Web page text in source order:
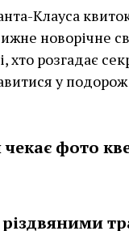
Клауса
новорічне
хто розгадає
у
фото